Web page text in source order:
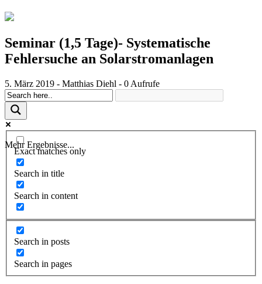
Seminar (1,5 Tage)- Systematische
Fehlersuche an Solarstromanlagen
5. März 2019 - Matthias Diehl - 0 Aufrufe
Mehr Ergebnisse...
Exact matches only
Search in title
Search in content
Search in posts
Search in pages